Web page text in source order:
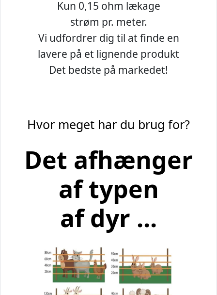
Kun 0,15 ohm lækage
strøm pr. meter.
Vi udfordrer dig til at finde en
lavere på et lignende produkt
Det bedste på markedet!
Hvor meget har du brug for?
Det afhænger
af typen
af dyr ...